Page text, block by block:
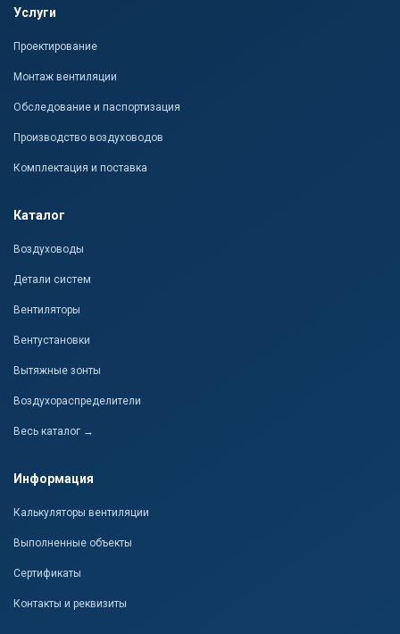
Услуги
Проектирование
Монтаж вентиляции
Обследование и паспортизация
Производство воздуховодов
Комплектация и поставка
Каталог
Воздуховоды
Детали систем
Вентиляторы
Вентустановки
Вытяжные зонты
Воздухораспределители
Весь каталог →
Информация
Калькуляторы вентиляции
Выполненные объекты
Сертификаты
Контакты и реквизиты